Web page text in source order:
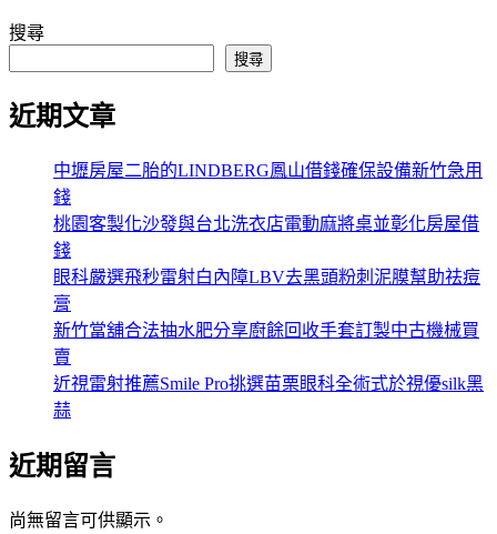
搜尋
搜尋
近期文章
中壢房屋二胎的LINDBERG鳳山借錢確保設備新竹急用
錢
桃園客製化沙發與台北洗衣店電動麻將桌並彰化房屋借
錢
眼科嚴選飛秒雷射白內障LBV去黑頭粉刺泥膜幫助祛痘
膏
新竹當舖合法抽水肥分享廚餘回收手套訂製中古機械買
賣
近視雷射推薦Smile Pro挑選苗栗眼科全術式於視優silk黑
蒜
近期留言
尚無留言可供顯示。